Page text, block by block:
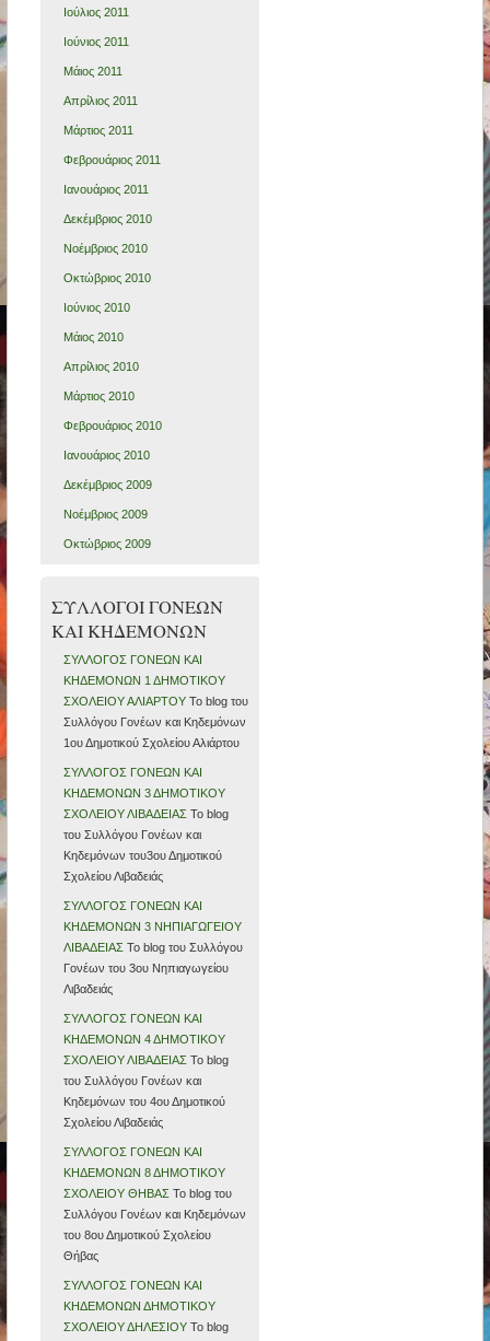
Ιούλιος 2011
Ιούνιος 2011
Μάιος 2011
Απρίλιος 2011
Μάρτιος 2011
Φεβρουάριος 2011
Ιανουάριος 2011
Δεκέμβριος 2010
Νοέμβριος 2010
Οκτώβριος 2010
Ιούνιος 2010
Μάιος 2010
Απρίλιος 2010
Μάρτιος 2010
Φεβρουάριος 2010
Ιανουάριος 2010
Δεκέμβριος 2009
Νοέμβριος 2009
Οκτώβριος 2009
ΣΥΛΛΟΓΟΙ ΓΟΝΕΩΝ
ΚΑΙ ΚΗΔΕΜΟΝΩΝ
ΣΥΛΛΟΓΟΣ ΓΟΝΕΩΝ ΚΑΙ
ΚΗΔΕΜΟΝΩΝ 1 ΔΗΜΟΤΙΚΟΥ
ΣΧΟΛΕΙΟΥ ΑΛΙΑΡΤΟΥΤο blog του
Συλλόγου Γονέων και Κηδεμόνων
1ου Δημοτικού Σχολείου Αλιάρτου
ΣΥΛΛΟΓΟΣ ΓΟΝΕΩΝ ΚΑΙ
ΚΗΔΕΜΟΝΩΝ 3 ΔΗΜΟΤΙΚΟΥ
ΣΧΟΛΕΙΟΥ ΛΙΒΑΔΕΙΑΣ Το blog
του Συλλόγου Γονέων και
Κηδεμόνων του3ου Δημοτικού
Σχολείου Λιβαδειάς
ΣΥΛΛΟΓΟΣ ΓΟΝΕΩΝ ΚΑΙ
ΚΗΔΕΜΟΝΩΝ 3 ΝΗΠΙΑΓΩΓΕΙΟΥ
ΛΙΒΑΔΕΙΑΣ Το blog του Συλλόγου
Γονέων του 3ου Νηπιαγωγείου
Λιβαδειάς
ΣΥΛΛΟΓΟΣ ΓΟΝΕΩΝ ΚΑΙ
ΚΗΔΕΜΟΝΩΝ 4 ΔΗΜΟΤΙΚΟΥ
ΣΧΟΛΕΙΟΥ ΛΙΒΑΔΕΙΑΣ Το blog
του Συλλόγου Γονέων και
Κηδεμόνων του 4ου Δημοτικού
Σχολείου Λιβαδειάς
ΣΥΛΛΟΓΟΣ ΓΟΝΕΩΝ ΚΑΙ
ΚΗΔΕΜΟΝΩΝ 8 ΔΗΜΟΤΙΚΟΥ
ΣΧΟΛΕΙΟΥ ΘΗΒΑΣ Το blog του
Συλλόγου Γονέων και Κηδεμόνων
του 8ου Δημοτικού Σχολείου
Θήβας
ΣΥΛΛΟΓΟΣ ΓΟΝΕΩΝ ΚΑΙ
ΚΗΔΕΜΟΝΩΝ ΔΗΜΟΤΙΚΟΥ
ΣΧΟΛΕΙΟΥ ΔΗΛΕΣΙΟΥTo blog